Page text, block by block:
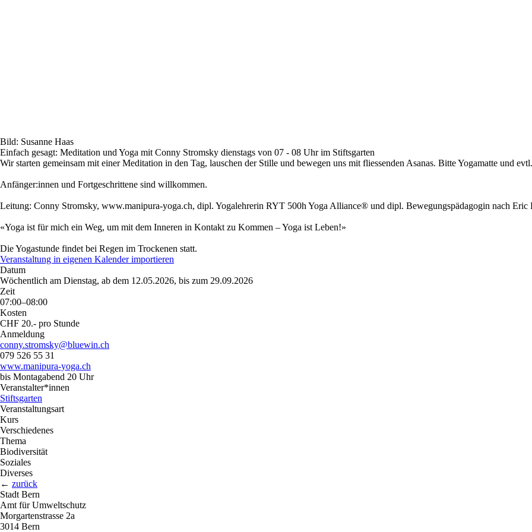
Bild: Susanne Haas
Einfach gesagt: Meditation und Yoga mit Conny Stromsky dienstags von 07 - 08 Uhr im Stiftsgarten
Wir starten gemeinsam mit einer Meditation in den Tag, lauschen der Stille und bewegen uns mit fliessenden Asanas. Bitte Yogamatte und
Anfänger:innen und Fortgeschrittene sind willkommen.
Leitung: Conny Stromsky, www.manipura-yoga.ch, dipl. Yogalehrerin RYT 500h Yoga Alliance® und dipl. Bewegungspädagogin nach Eric
«Yoga ist für mich ein Weg, um mit dem Inneren in Kontakt zu Kommen – Yoga ist Leben!»
Die Yogastunde findet bei Regen im Trockenen statt.
Veranstaltung in eigenen Kalenderimportieren
Datum
Wöchentlich am Dienstag, ab dem 12.05.2026, bis zum 29.09.2026
Zeit
07:00–08:00
Kosten
CHF 20.- pro Stunde
Anmeldung
conny.stromsky@bluewin.ch
079 526 55 31
www.manipura-yoga.ch
bis Montagabend 20 Uhr
Veranstalter*innen
Stiftsgarten
Veranstaltungsart
Kurs
Verschiedenes
Thema
Biodiversität
Soziales
Diverses
← zurück
Stadt Bern
Amt für Umweltschutz
Morgartenstrasse 2a
3014 Bern